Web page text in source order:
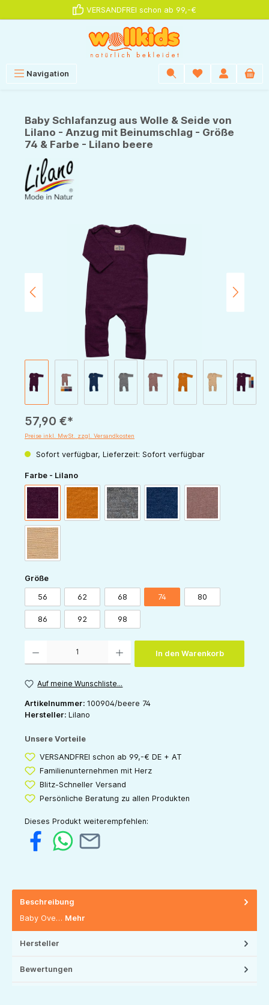
VERSANDFREI schon ab 99,-€
Navigation
Baby Schlafanzug aus Wolle & Seide von
Lilano - Anzug mit Beinumschlag - Größe
74 & Farbe - Lilano beere
Bildergalerie überspringen
57,90 €*
Preise inkl. MwSt. zzgl. Versandkosten
Sofort verfügbar, Lieferzeit: Sofort verfügbar
Farbe - Lilanoauswählen
beere curry hellgrau marine mauve
sand
Größeauswählen
56 62 68 74 80
86 92 98
In den Warenkorb
Auf meine Wunschliste...
Artikelnummer: 100904/beere 74
Hersteller: Lilano
Unsere Vorteile
VERSANDFREI schon ab 99,-€ DE + AT
Familienunternehmen mit Herz
Blitz-Schneller Versand
Persönliche Beratung zu allen Produkten
Dieses Produkt weiterempfehlen:
Beschreibung
Baby Ove… Mehr
Hersteller
Bewertungen